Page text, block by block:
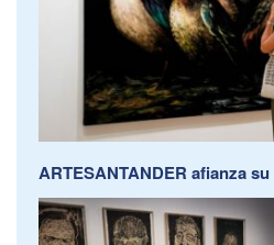
ARTESANTANDER afianza